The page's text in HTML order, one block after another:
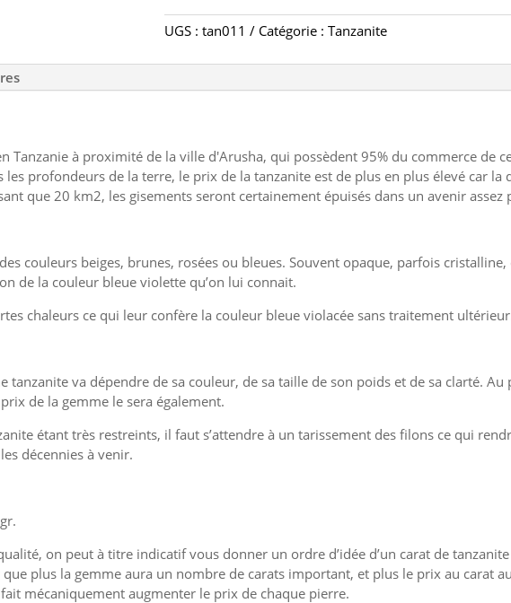
tan011
-UGS :tan011 Catégorie :Tanzanite
Tanzanie à proximité de la ville d'Arusha, qui possèdent 95% du commerce de
profondeurs de la terre, le prix de la tanzanite est de plus en plus élevé car la
que 20 km2, les gisements seront certainement épuisés dans un avenir assez
couleurs beiges, brunes, rosées ou bleues. Souvent opaque, parfois cristalline,
de la couleur bleue violette qu’on lui connait.
chaleurs ce qui leur confère la couleur bleue violacée sans traitement
tanzanite va dépendre de sa couleur, de sa taille de son poids et de sa clarté. Au
de la gemme le sera également.
étant très restreints, il faut s’attendre à un tarissement des filons ce qui
décennies à venir.
on peut à titre indicatif vous donner un ordre d’idée d’un carat de
plus la gemme aura un nombre de carats important, et plus le prix au carat
mécaniquement augmenter le prix de chaque pierre.